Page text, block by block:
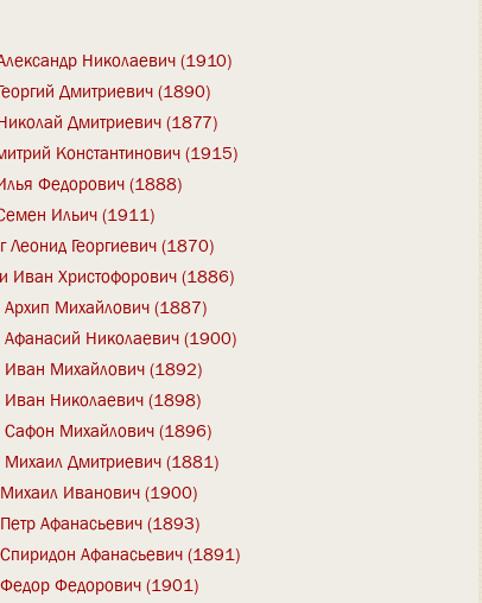
Николаевич (1910)
Дмитриевич (1890)
Дмитриевич (1877)
Константинович (1915)
Федорович (1888)
Ильич (1911)
Леонид Георгиевич (1870)
Иван Христофорович (1886)
Архип Михайлович (1887)
Афанасий Николаевич (1900)
Иван Михайлович (1892)
Иван Николаевич (1898)
Сафон Михайлович (1896)
Михаил Дмитриевич (1881)
Иванович (1900)
Афанасьевич (1893)
Афанасьевич (1891)
Федорович (1901)